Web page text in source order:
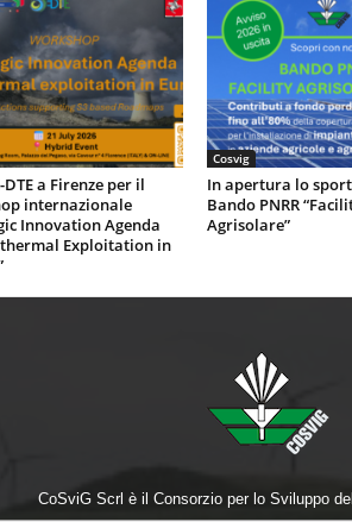
DTE a Firenze per il
internazionale
Innovation Agenda
Exploitation in
Cosvig
In apertura lo
Bando PNRR
Agrisolare”
CoSviG Scrl è il Consorzio per lo Sviluppo